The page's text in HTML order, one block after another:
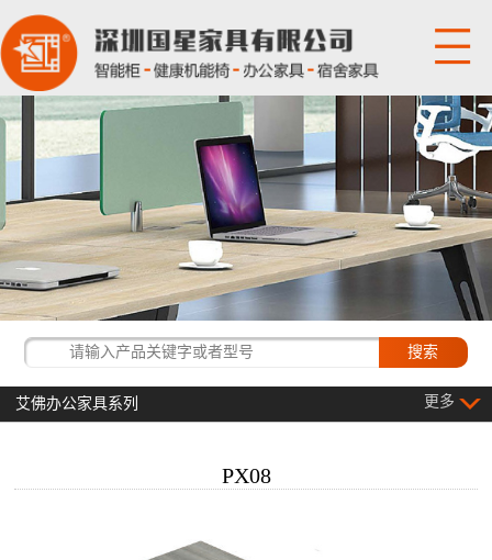
网站首页
关于国星
产品展示
国星资讯
更多
艾佛办公家具系列
PX08